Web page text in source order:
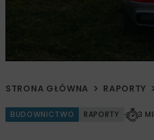
STRONA GŁÓWNA RAPORTY
BUDOWNICTWO RAPORTY 3